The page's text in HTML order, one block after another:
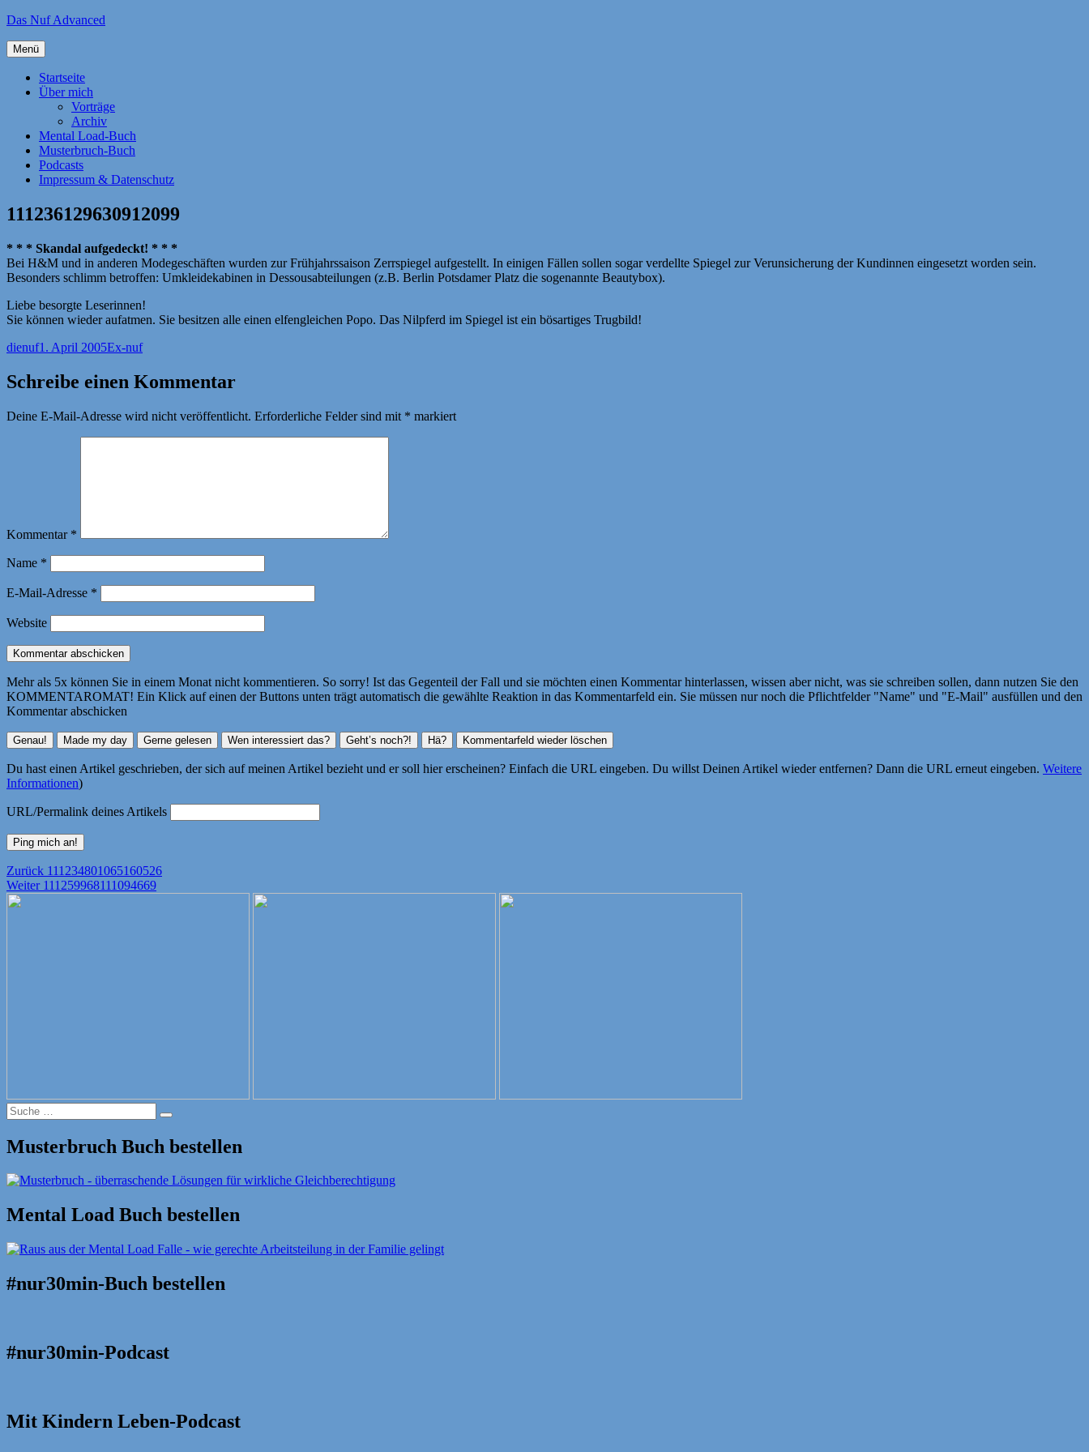
Zum
springen
Das Nuf Advanced
Menü
Startseite
Über mich
Vorträge
Archiv
Mental Load-Buch
Musterbruch-Buch
Podcasts
Impressum & Datenschutz
111236129630912099
* * * Skandal aufgedeckt! * * *
Bei H&M und in anderen Modegeschäften wurden zur Frühjahrssaison Zerrspiegel aufgestellt. In einigen Fällen sollen sogar verdellte Spiegel zur Verunsicherung der Kundinnen eingesetzt worden sein.
Besonders schlimm betroffen: Umkleidekabinen in Dessousabteilungen (z.B. Berlin Potsdamer Platz die sogenannte Beautybox).
Liebe besorgte Leserinnen!
Sie können wieder aufatmen. Sie besitzen alle einen elfengleichen Popo. Das Nilpferd im Spiegel ist ein bösartiges Trugbild!
Autor
dienufVeröffentlicht
1. April 2005Kategorien
Ex-nuf
Schreibe einen Kommentar
Deine E-Mail-Adresse wird nicht veröffentlicht. Erforderliche Felder sind mit * markiert
Kommentar *
Name *
E-Mail-Adresse *
Website
Mehr als 5x können Sie in einem Monat nicht kommentieren. So sorry! Ist das Gegenteil der Fall und sie möchten einen Kommentar hinterlassen, wissen aber nicht, was sie schreiben sollen, dann nutzen Sie den
KOMMENTAROMAT! Ein Klick auf einen der Buttons unten trägt automatisch die gewählte Reaktion in das Kommentarfeld ein. Sie müssen nur noch die Pflichtfelder "Name" und "E-Mail" ausfüllen und den
Kommentar abschicken
Du hast einen Artikel geschrieben, der sich auf meinen Artikel bezieht und er soll hier erscheinen? Einfach die URL eingeben. Du willst Deinen Artikel wieder entfernen? Dann die URL erneut eingeben. Weitere
Informationen)
URL/Permalink deines Artikels
Beitragsnavigation
Zurück Vorheriger
Beitrag:
111234801065160526
Weiter Nächster
111259968111094669
Suche
nach:
Suche
Musterbruch Buch bestellen
Mental Load Buch bestellen
#nur30min-Buch bestellen
#nur30min-Podcast
Mit Kindern Leben-Podcast